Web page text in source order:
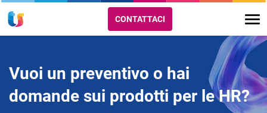
CONTATTACI
Vuoi un preventivo o hai
domande sui prodotti per le HR?